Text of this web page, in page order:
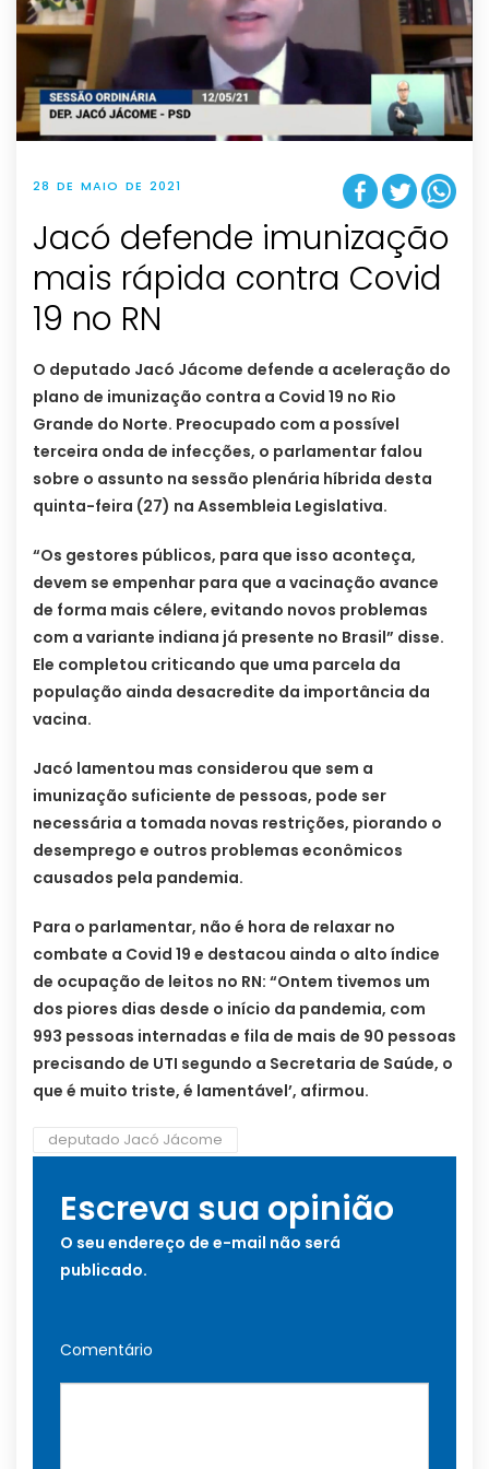
28 DE MAIO DE 2021
Jacó defende imunização
mais rápida contra Covid
19 no RN
O deputado Jacó Jácome defende a aceleração do
plano de imunização contra a Covid 19 no Rio
Grande do Norte. Preocupado com a possível
terceira onda de infecções, o parlamentar falou
sobre o assunto na sessão plenária híbrida desta
quinta-feira (27) na Assembleia Legislativa.
“Os gestores públicos, para que isso aconteça,
devem se empenhar para que a vacinação avance
de forma mais célere, evitando novos problemas
com a variante indiana já presente no Brasil” disse.
Ele completou criticando que uma parcela da
população ainda desacredite da importância da
vacina.
Jacó lamentou mas considerou que sem a
imunização suficiente de pessoas, pode ser
necessária a tomada novas restrições, piorando o
desemprego e outros problemas econômicos
causados pela pandemia.
Para o parlamentar, não é hora de relaxar no
combate a Covid 19 e destacou ainda o alto índice
de ocupação de leitos no RN: “Ontem tivemos um
dos piores dias desde o início da pandemia, com
993 pessoas internadas e fila de mais de 90 pessoas
precisando de UTI segundo a Secretaria de Saúde, o
que é muito triste, é lamentável’, afirmou.
deputado Jacó Jácome
Escreva sua opinião
O seu endereço de e-mail não será
publicado.
Comentário